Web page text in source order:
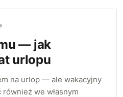
— jak
urlopu
na urlop — ale wakacyjny
we własnym